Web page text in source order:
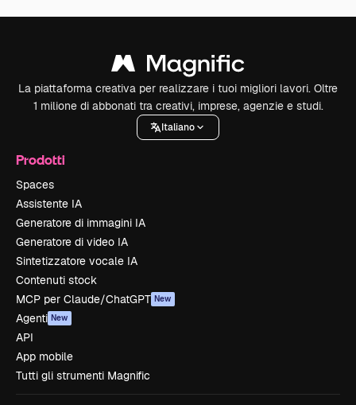
La piattaforma creativa per realizzare i tuoi migliori lavori. Oltre
1 milione di abbonati tra creativi, imprese, agenzie e studi.
Italiano
Prodotti
Spaces
Assistente IA
Generatore di immagini IA
Generatore di video IA
Sintetizzatore vocale IA
Contenuti stock
MCP per Claude/ChatGPT New
Agenti New
API
App mobile
Tutti gli strumenti Magnific